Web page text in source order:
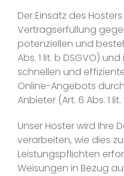
Der Einsatz des
Vertragserfüllung
potenziellen und
Abs. 1 lit. b DSGVO)
schnellen und
Online-Angebots
Anbieter (Art. 6 Abs. 1 lit.
Unser Hoster wird Ihre
verarbeiten, wie dies
Leistungspflichten
Weisungen in Bezug